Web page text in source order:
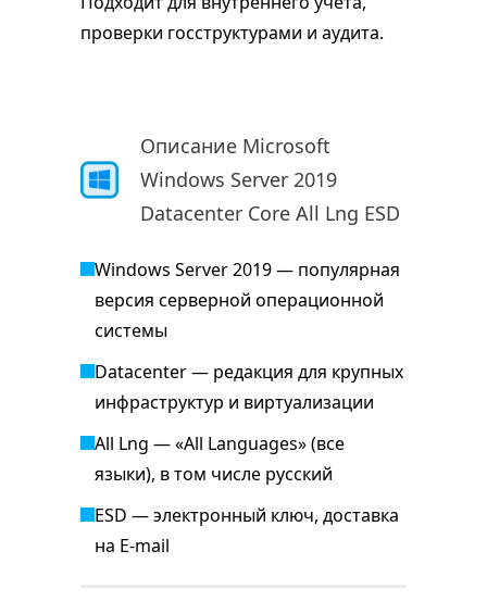
проверки госструктурами и аудита.
Описание Microsoft
Windows Server 2019
Datacenter Core All Lng ESD
Windows Server 2019 — популярная
версия серверной операционной
системы
Datacenter — редакция для крупных
инфраструктур и виртуализации
All Lng — «All Languages» (все
языки), в том числе русский
ESD — электронный ключ, доставка
на E-mail